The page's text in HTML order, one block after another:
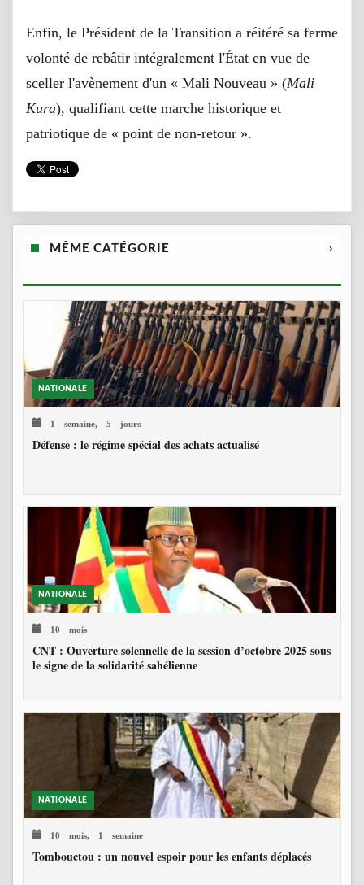
Enfin, le Président de la Transition a réitéré sa ferme
volonté de rebâtir intégralement l'État en vue de
sceller l'avènement d'un « Mali Nouveau » (Mali
Kura), qualifiant cette marche historique et
patriotique de « point de non-retour ».
MÊME CATÉGORIE ›
NATIONALE
1 semaine, 5 jours
Défense : le régime spécial des achats actualisé
NATIONALE
10 mois
CNT : Ouverture solennelle de la session d’octobre 2025 sous
le signe de la solidarité sahélienne
NATIONALE
10 mois, 1 semaine
Tombouctou : un nouvel espoir pour les enfants déplacés